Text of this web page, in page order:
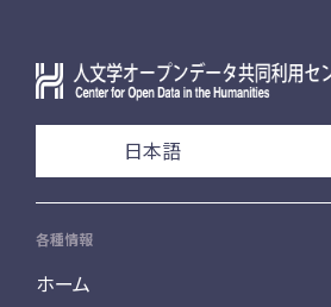
日本語
各種情報
ホーム